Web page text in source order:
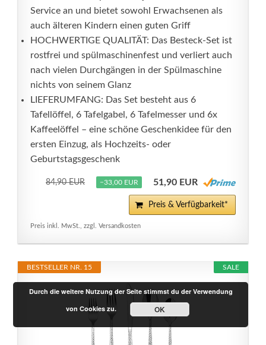
Service an und bietet sowohl Erwachsenen als
auch älteren Kindern einen guten Griff
HOCHWERTIGE QUALITÄT: Das Besteck-Set ist
rostfrei und spülmaschinenfest und verliert auch
nach vielen Durchgängen in der Spülmaschine
nichts von seinem Glanz
LIEFERUMFANG: Das Set besteht aus 6
Tafellöffel, 6 Tafelgabel, 6 Tafelmesser und 6x
Kaffeelöffel – eine schöne Geschenkidee für den
ersten Einzug, als Hochzeits- oder
Geburtstagsgeschenk
84,90 EUR −33,00 EUR 51,90 EUR
Preis & Verfügbarkeit*
Preis inkl. MwSt., zzgl. Versandkosten
SALE
BESTSELLER NR. 15
Durch die weitere Nutzung der Seite stimmst du der Verwendung
von Cookies zu.
OK